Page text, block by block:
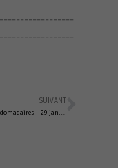
SUIVANT
Lectures hebdomadaires – 29 janvier 2023